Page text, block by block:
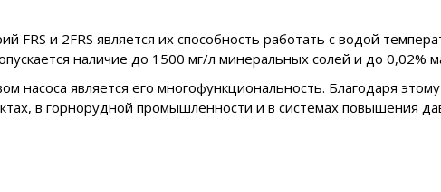
FRS и 2FRS является их способность работать с водой
наличие до 1500 мг/л минеральных солей и до 0,02%
насоса является его многофункциональность. Благодаря
в горнорудной промышленности и в системах повышения